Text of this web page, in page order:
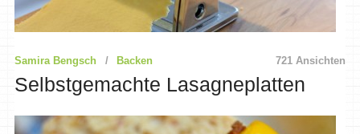
Samira Bengsch Backen 721 Ansichten
Selbstgemachte Lasagneplatten